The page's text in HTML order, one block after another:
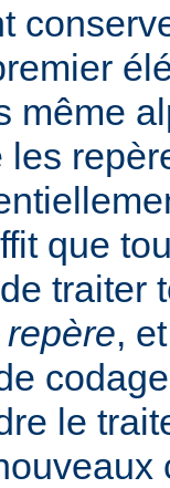
même
les
que
traiter
,
le